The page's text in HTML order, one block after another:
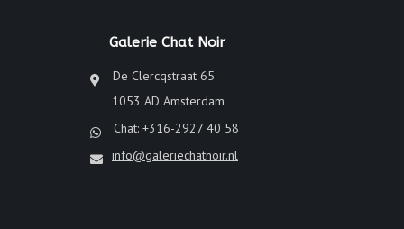
Galerie Chat Noir
De Clercqstraat 65
1053 AD Amsterdam
Chat: +316-2927 40 58
info@galeriechatnoir.nl